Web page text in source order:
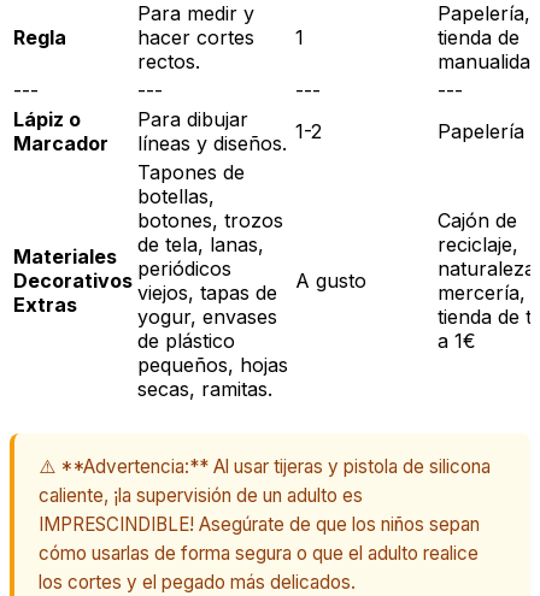
Regla
Para medir y
hacer cortes
rectos.
1
Papelería,
tienda de
---
--- ---
---
Lápiz o
Marcador
Para dibujar
líneas y diseños. 1-2 Papelería
Materiales
Decorativos
Extras
Tapones de
botellas,
botones, trozos
de tela, lanas,
periódicos
viejos, tapas de
yogur, envases
de plástico
pequeños, hojas
secas, ramitas.
A gusto
Cajón de
reciclaje,
naturaleza,
mercería,
tienda de
a 1€
⚠️ **Advertencia:** Al usar tijeras y pistola de silicona
caliente, ¡la supervisión de un adulto es
IMPRESCINDIBLE! Asegúrate de que los niños sepan
cómo usarlas de forma segura o que el adulto realice
los cortes y el pegado más delicados.